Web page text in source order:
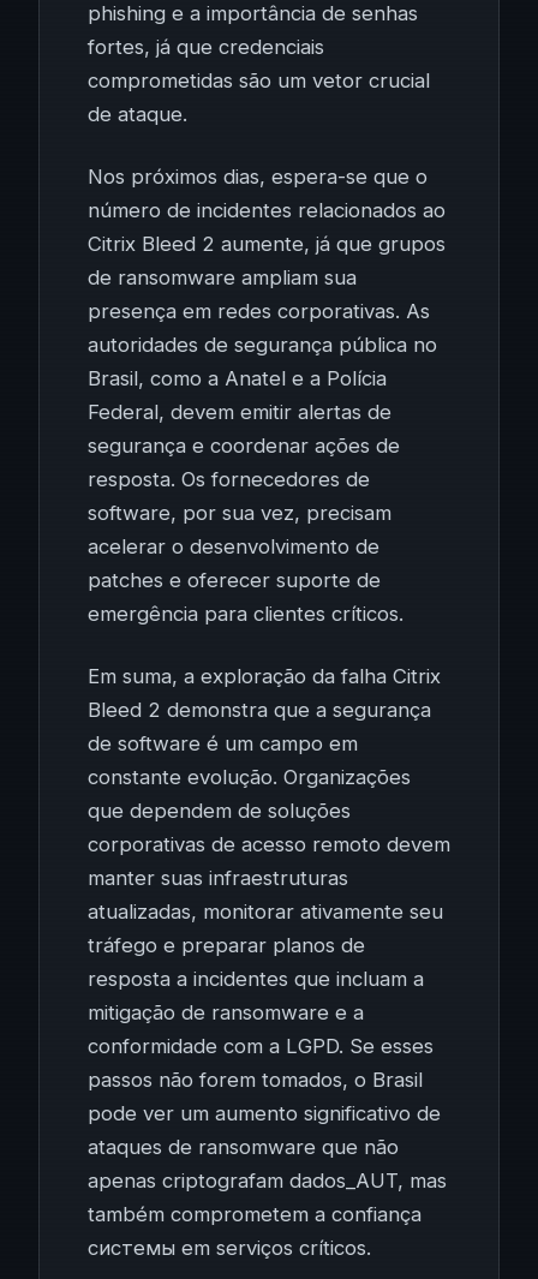
phishing e a importância de senhas
fortes, já que credenciais
comprometidas são um vetor crucial
de ataque.
Nos próximos dias, espera-se que o
número de incidentes relacionados ao
Citrix Bleed 2 aumente, já que grupos
de ransomware ampliam sua
presença em redes corporativas. As
autoridades de segurança pública no
Brasil, como a Anatel e a Polícia
Federal, devem emitir alertas de
segurança e coordenar ações de
resposta. Os fornecedores de
software, por sua vez, precisam
acelerar o desenvolvimento de
patches e oferecer suporte de
emergência para clientes críticos.
Em suma, a exploração da falha Citrix
Bleed 2 demonstra que a segurança
de software é um campo em
constante evolução. Organizações
que dependem de soluções
corporativas de acesso remoto devem
manter suas infraestruturas
atualizadas, monitorar ativamente seu
tráfego e preparar planos de
resposta a incidentes que incluam a
mitigação de ransomware e a
conformidade com a LGPD. Se esses
passos não forem tomados, o Brasil
pode ver um aumento significativo de
ataques de ransomware que não
apenas criptografam dados_AUT, mas
também comprometem a confiança
системы em serviços críticos.